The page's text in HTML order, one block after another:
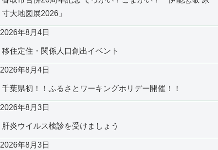
寸大地図展2026」
2026年8月4日
移住定住・関係人口創出イベント
2026年8月4日
千葉県初！！ふるさとワーキングホリデー開催！！
2026年8月3日
肝炎ウイルス検診を受けましょう
2026年8月3日